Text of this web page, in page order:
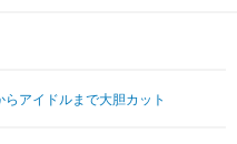
ブログ
アイドルまで大胆カット